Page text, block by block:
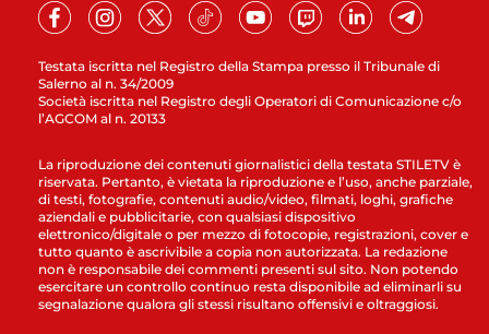
Testata iscritta nel Registro della Stampa presso il Tribunale di
Salerno al n. 34/2009
Società iscritta nel Registro degli Operatori di Comunicazione c/o
l’AGCOM al n. 20133
La riproduzione dei contenuti giornalistici della testata STILETV è
riservata. Pertanto, è vietata la riproduzione e l’uso, anche parziale,
di testi, fotografie, contenuti audio/video, filmati, loghi, grafiche
aziendali e pubblicitarie, con qualsiasi dispositivo
elettronico/digitale o per mezzo di fotocopie, registrazioni, cover e
tutto quanto è ascrivibile a copia non autorizzata. La redazione
non è responsabile dei commenti presenti sul sito. Non potendo
esercitare un controllo continuo resta disponibile ad eliminarli su
segnalazione qualora gli stessi risultano offensivi e oltraggiosi.